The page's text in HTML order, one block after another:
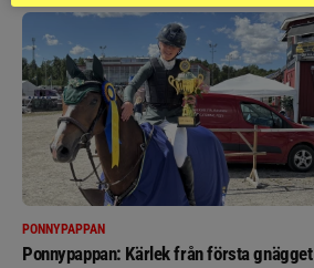
PONNYPAPPAN
Ponnypappan: Kärlek från första gnägget